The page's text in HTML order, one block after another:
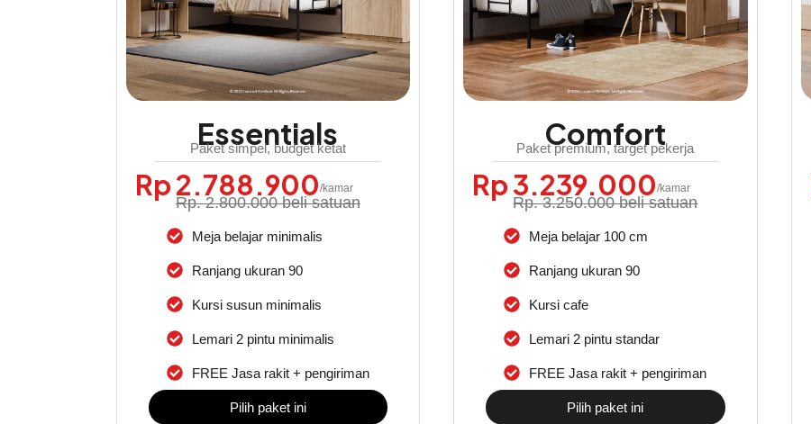
Essentials
Paket simpel, budget ketat
Rp 2.788.900/kamar
Rp. 2.800.000 beli satuan
Meja belajar minimalis
Ranjang ukuran 90
Kursi susun minimalis
Lemari 2 pintu minimalis
FREE Jasa rakit + pengiriman
Pilih paket ini
Comfort
Paket premium, target pekerja
Rp 3.239.000/kamar
Rp. 3.250.000 beli satuan
Meja belajar 100 cm
Ranjang ukuran 90
Kursi cafe
Lemari 2 pintu standar
FREE Jasa rakit + pengiriman
Pilih paket ini